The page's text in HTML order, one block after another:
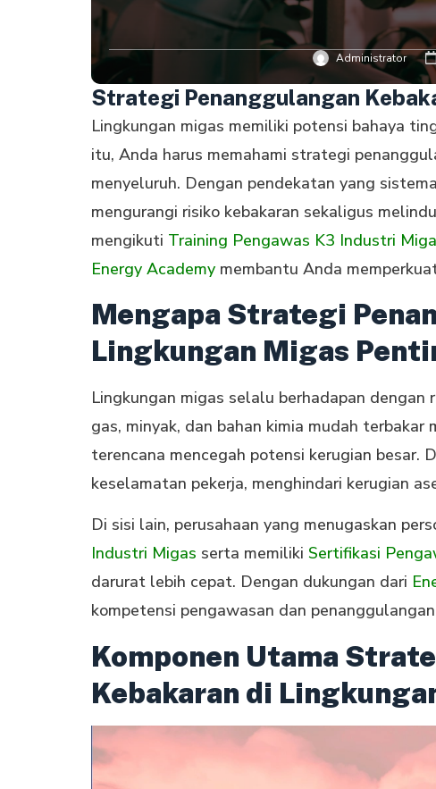
Administrator
Strategi Penanggulangan
Lingkungan migas memiliki potensi bahaya
itu, Anda harus memahami strategi
menyeluruh. Dengan pendekatan yang
mengurangi risiko kebakaran sekaligus
mengikuti Training Pengawas K3 Industri
Energy Academy membantu Anda
Mengapa Strategi
Lingkungan Migas
Lingkungan migas selalu berhadapan
gas, minyak, dan bahan kimia mudah
terencana mencegah potensi kerugian besar.
keselamatan pekerja, menghindari kerugian
Di sisi lain, perusahaan yang menugaskan
Industri Migas serta memiliki Sertifikasi
darurat lebih cepat. Dengan dukungan dari
kompetensi pengawasan dan
Komponen Utama
Kebakaran di